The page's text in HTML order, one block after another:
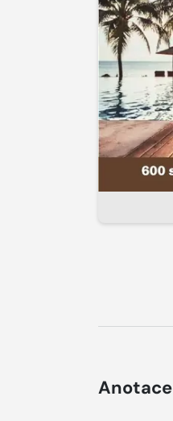
Anotace